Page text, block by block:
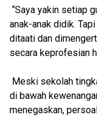
“Saya yakin setiap
anak-anak didik.
ditaati dan
secara keprofesian
Meski sekolah
di bawah
menegaskan,